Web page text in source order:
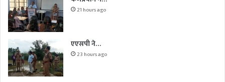
21 hours ago
एएसपी ने…
23 hours ago